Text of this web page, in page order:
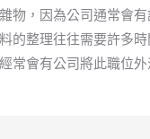
物，因為公司通常會
的整理往往需要許多
常會有公司將此職位